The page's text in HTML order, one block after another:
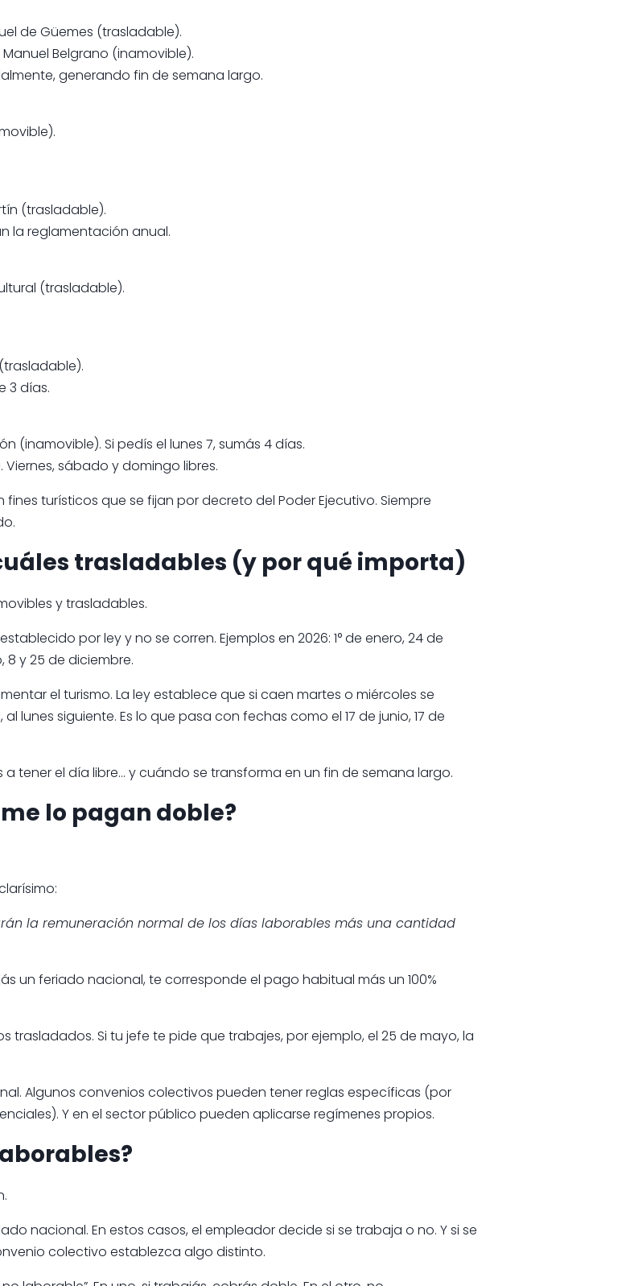
de Güemes (trasladable).
Belgrano (inamovible).
generando fin de semana largo.
(trasladable).
la reglamentación anual.
(trasladable).
3 días.
(inamovible). Si pedís el lunes 7, sumás 4 días.
sábado y domingo libres.
turísticos que se fijan por decreto del Poder Ejecutivo. Siempre
trasladables (y por qué importa)
y trasladables.
por ley y no se corren. Ejemplos en 2026: 1° de enero, 24 de
8 y 25 de diciembre.
el turismo. La ley establece que si caen martes o miércoles se
lunes siguiente. Es lo que pasa con fechas como el 17 de junio, 17 de
tener el día libre… y cuándo se transforma en un fin de semana largo.
lo pagan doble?
la remuneración normal de los días laborables más una cantidad
un feriado nacional, te corresponde el pago habitual más un 100%
Si tu jefe te pide que trabajes, por ejemplo, el 25 de mayo, la
Algunos convenios colectivos pueden tener reglas específicas (por
Y en el sector público pueden aplicarse regímenes propios.
nacional. En estos casos, el empleador decide si se trabaja o no. Y si se
colectivo establezca algo distinto.